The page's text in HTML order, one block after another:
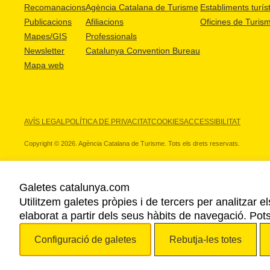
Recomanacions
Publicacions
Mapes/GIS
Newsletter
Mapa web
Agència Catalana de Turisme
Afiliacions
Professionals
Catalunya Convention Bureau
Establiments
Oficines de
AVÍS LEGALPOLÍTICA DE PRIVACITATCOOKIESACCESSIBILITAT
Copyright © 2026. Agència Catalana de Turisme. Tots els drets reservats.
ELS NOSTRES PARTNERS
Galetes catalunya.com
Utilitzem galetes pròpies i de tercers per analitzar
elaborat a partir dels seus hàbits de navegació.
Configuració de galetes Rebutja-les totes